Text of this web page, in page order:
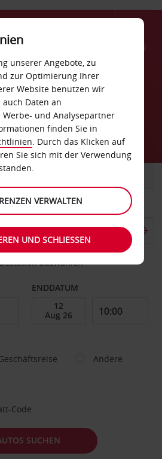
Menü
auswählen
ENDDATUM
Andere
Code
SUCHEN
unserer Angebote, zu
zur Optimierung Ihrer
Website benutzen wir
auch Daten an
und Analysepartner
finden Sie in
. Durch das Klicken auf
Sie sich mit der Verwendung
VERWALTEN
UND SCHLIESSEN